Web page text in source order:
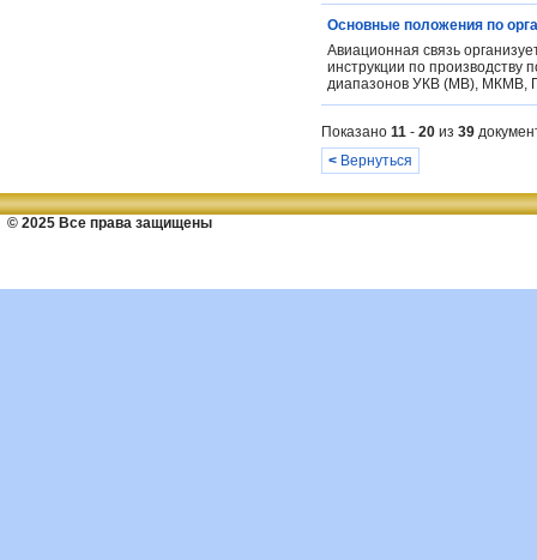
Основные положения по
Авиационная связь
инструкции по производству
диапазонов УКВ (МВ), МКМВ,
Показано 11 - 20 из 39
< Вернуться
© 2025 Все права защищены